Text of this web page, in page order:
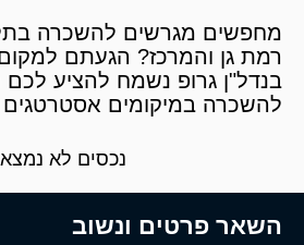
מחפשים מגרשים להשכרה
רמת גן והמרכז? הגעתם למקום
בנדל"ן גרופ נשמח להציע
להשכרה במיקומים אסטרטגים
נכסים לא
השאר פרטים ונשוב